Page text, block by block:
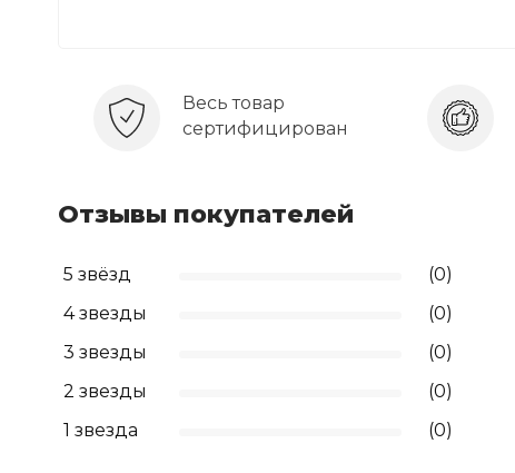
Весь товар
сертифицирован
Отзывы покупателей
5 звёзд
(0)
4 звезды
(0)
3 звезды
(0)
2 звезды
(0)
1 звезда
(0)